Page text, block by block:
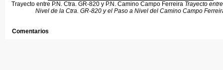
Trayecto entre P.N. Ctra. GR-820 y P.N. Camino Campo Ferreira Trayecto
Nivel de la Ctra. GR-820 y el Paso a Nivel del Camino Campo
Comentarios